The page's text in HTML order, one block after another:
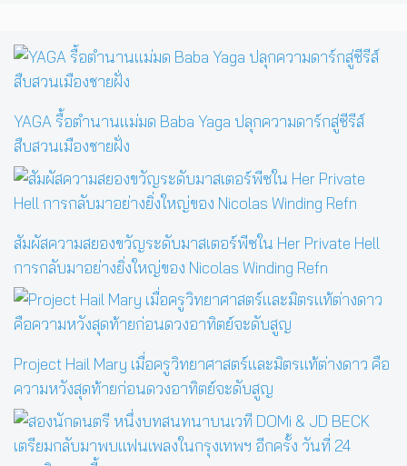
YAGA รื้อตำนานแม่มด Baba Yaga ปลุกความดาร์กสู่ซีรีส์
สืบสวนเมืองชายฝั่ง
สัมผัสความสยองขวัญระดับมาสเตอร์พีซใน Her Private Hell
การกลับมาอย่างยิ่งใหญ่ของ Nicolas Winding Refn
Project Hail Mary เมื่อครูวิทยาศาสตร์และมิตรแท้ต่างดาว คือ
ความหวังสุดท้ายก่อนดวงอาทิตย์จะดับสูญ